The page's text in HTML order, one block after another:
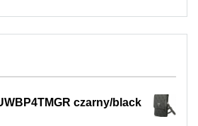
czarny/black